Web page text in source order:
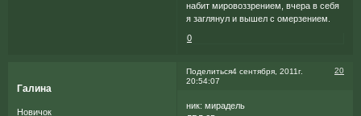
набит мировоззрением, вчера в себя
я заглянул и вышел с омерзением.
0
Поделиться 20
4 сентября, 2011г.
20:54:07
Галина
Новичок
ник: мирадель